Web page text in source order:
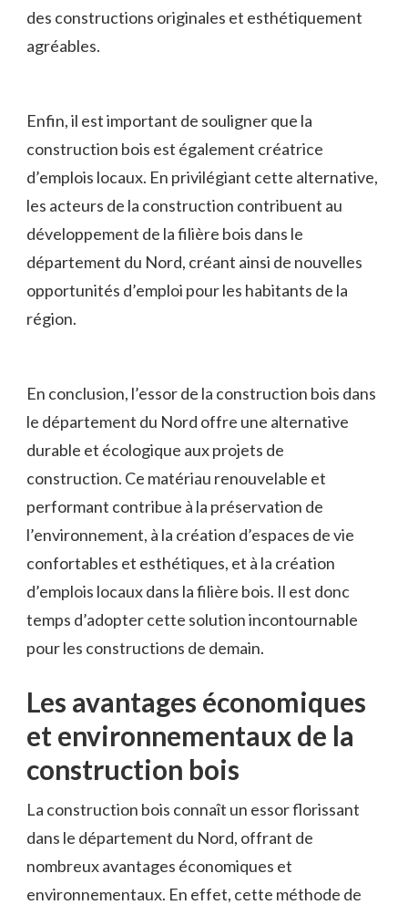
des constructions originales et‌ esthétiquement
agréables.
Enfin,⁤ il est important de souligner ⁣que la
construction bois est également créatrice
d’emplois locaux.‌ En privilégiant cette alternative,
les acteurs de la construction contribuent au
développement de la filière bois dans le
département du Nord, ⁢créant ainsi de nouvelles
opportunités d’emploi pour ‌les habitants ⁣de⁤ la
région.
En conclusion, l’essor de la construction bois dans
le département ‍du Nord ⁤offre une alternative
durable et écologique aux projets de
construction. Ce matériau renouvelable et‌
performant contribue à⁣ la préservation de
l’environnement, ​à la⁢ création d’espaces de vie
confortables et‍ esthétiques, et à‌ la création
d’emplois locaux dans la filière⁤ bois. ‍Il est donc
temps​ d’adopter cette solution incontournable
pour les constructions de demain.
Les avantages économiques⁣
et environnementaux de la
⁤construction ⁣bois
La construction ‍bois connaît un ⁤essor florissant
dans le département‍ du Nord, offrant de
nombreux avantages économiques et
environnementaux.‌ En effet, cette méthode de